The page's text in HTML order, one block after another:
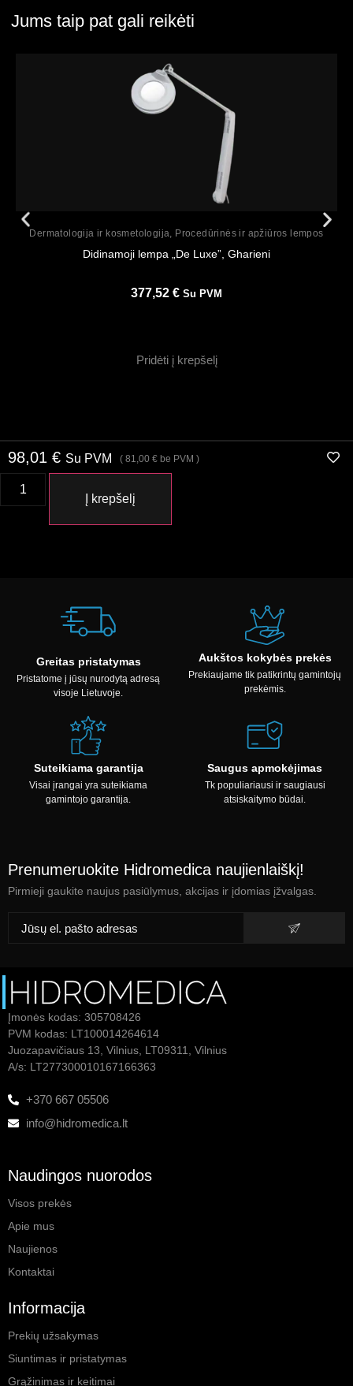
Jums taip pat gali reikėti
Dermatologija ir kosmetologija, Procedūrinės ir apžiūros lempos
Didinamoji lempa „De Luxe”, Gharieni
377,52 € Su PVM
Pridėti į krepšelį
98,01 € Su PVM ( 81,00 € be PVM )
Į krepšelį
Greitas pristatymas
Pristatome į jūsų nurodytą adresą
visoje Lietuvoje.
Aukštos kokybės prekės
Prekiaujame tik patikrintų gamintojų
prekėmis.
Suteikiama garantija
Visai įrangai yra suteikiama
gamintojo garantija.
Saugus apmokėjimas
Tk populiariausi ir saugiausi
atsiskaitymo būdai.
Prenumeruokite Hidromedica naujienlaiškį!
Pirmieji gaukite naujus pasiūlymus, akcijas ir įdomias įžvalgas.
Įmonės kodas: 305708426
PVM kodas: LT100014264614
Juozapavičiaus 13, Vilnius, LT09311, Vilnius
A/s: LT277300010167166363
+370 667 05506
info@hidromedica.lt
Naudingos nuorodos
Visos prekės
Apie mus
Naujienos
Kontaktai
Informacija
Prekių užsakymas
Siuntimas ir pristatymas
Grąžinimas ir keitimai